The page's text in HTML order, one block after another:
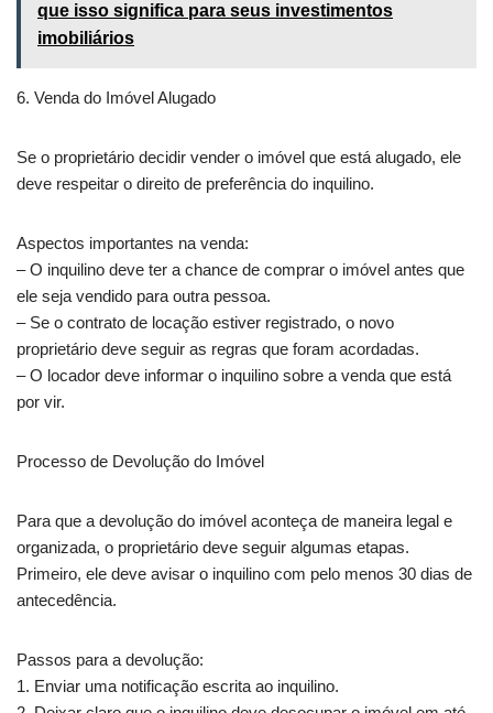
que isso significa para seus investimentos
imobiliários
6. Venda do Imóvel Alugado
Se o proprietário decidir vender o imóvel que está alugado, ele
deve respeitar o direito de preferência do inquilino.
Aspectos importantes na venda:
– O inquilino deve ter a chance de comprar o imóvel antes que
ele seja vendido para outra pessoa.
– Se o contrato de locação estiver registrado, o novo
proprietário deve seguir as regras que foram acordadas.
– O locador deve informar o inquilino sobre a venda que está
por vir.
Processo de Devolução do Imóvel
Para que a devolução do imóvel aconteça de maneira legal e
organizada, o proprietário deve seguir algumas etapas.
Primeiro, ele deve avisar o inquilino com pelo menos 30 dias de
antecedência.
Passos para a devolução:
1. Enviar uma notificação escrita ao inquilino.